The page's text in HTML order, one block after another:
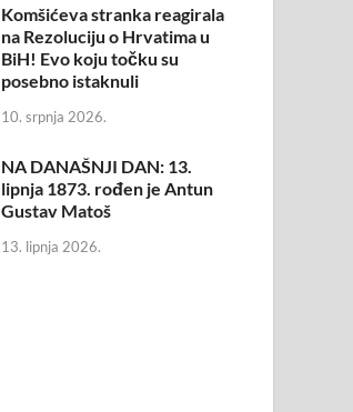
Komšićeva stranka reagirala
na Rezoluciju o Hrvatima u
BiH! Evo koju točku su
posebno istaknuli
10. srpnja 2026.
NA DANAŠNJI DAN: 13.
lipnja 1873. rođen je Antun
Gustav Matoš
13. lipnja 2026.